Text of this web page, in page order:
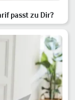
passt zu Dir?